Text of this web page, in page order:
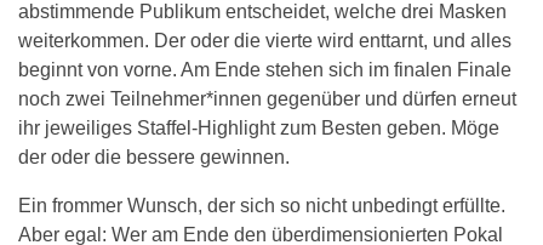
abstimmende Publikum entscheidet, welche drei Masken
weiterkommen. Der oder die vierte wird enttarnt, und alles
beginnt von vorne. Am Ende stehen sich im finalen Finale
noch zwei Teilnehmer*innen gegenüber und dürfen erneut
ihr jeweiliges Staffel-Highlight zum Besten geben. Möge
der oder die bessere gewinnen.
Ein frommer Wunsch, der sich so nicht unbedingt erfüllte.
Aber egal: Wer am Ende den überdimensionierten Pokal